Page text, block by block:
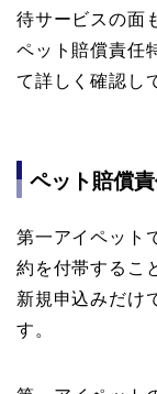
待サービスの面
ペット賠償責任
て詳しく確認し
ペット賠償
第一アイペット
約を付帯するこ
新規申込みだけ
す。